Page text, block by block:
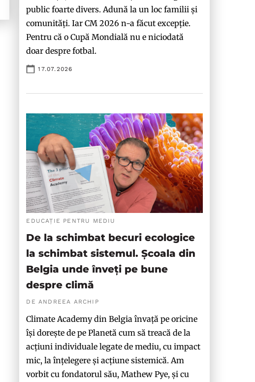
public foarte divers. Adună la un loc familii și
comunități. Iar CM 2026 n-a făcut excepție.
Pentru că o Cupă Mondială nu e niciodată
doar despre fotbal.
17.07.2026
EDUCAȚIE PENTRU MEDIU
De la schimbat becuri ecologice
la schimbat sistemul. Școala din
Belgia unde înveți pe bune
despre climă
DE ANDREEA ARCHIP
Climate Academy din Belgia învață pe oricine
își dorește de pe Planetă cum să treacă de la
acțiuni individuale legate de mediu, cu impact
mic, la înțelegere și acțiune sistemică. Am
vorbit cu fondatorul său, Mathew Pye, și cu